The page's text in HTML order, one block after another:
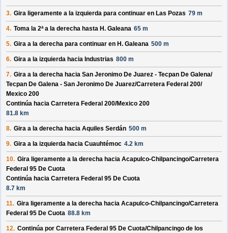
3. Gira ligeramente a la izquierda para continuar en Las Pozas 79 m
4. Toma la 2ª a la derecha hasta H. Galeana 65 m
5. Gira a la derecha para continuar en H. Galeana 500 m
6. Gira a la izquierda hacia Industrias 800 m
7. Gira a la derecha hacia San Jeronimo De Juarez - Tecpan De Galena/
Tecpan De Galena - San Jeronimo De Juarez/Carretera Federal 200/
Mexico 200
Continúa hacia Carretera Federal 200/Mexico 200
81.8 km
8. Gira a la derecha hacia Aquiles Serdán 500 m
9. Gira a la izquierda hacia Cuauhtémoc 4.2 km
10. Gira ligeramente a la derecha hacia Acapulco-Chilpancingo/Carretera
Federal 95 De Cuota
Continúa hacia Carretera Federal 95 De Cuota
8.7 km
11. Gira ligeramente a la derecha hacia Acapulco-Chilpancingo/Carretera
Federal 95 De Cuota 88.8 km
12. Continúa por Carretera Federal 95 De Cuota/Chilpancingo de los